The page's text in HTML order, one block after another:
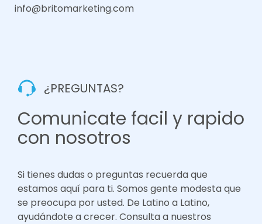
info@britomarketing.com
¿PREGUNTAS?
Comunicate facil y rapido
con nosotros
Si tienes dudas o preguntas recuerda que
estamos aquí para ti. Somos gente modesta que
se preocupa por usted. De Latino a Latino,
ayudándote a crecer. Consulta a nuestros